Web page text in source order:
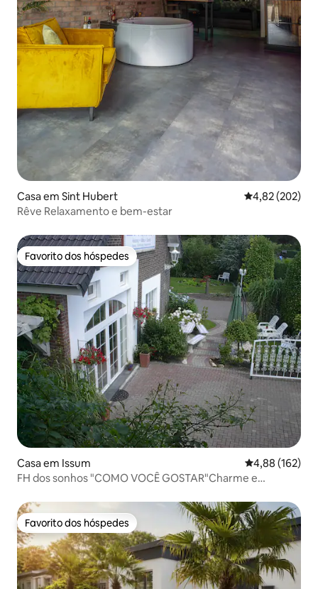
Casa em Sint Hubert Classificação
4,82 (202)
Rêve Relaxamento e bem-estar
Favorito dos hóspedes
Favorito dos hóspedes
Casa em Issum Classificação
4,88 (162)
FH dos sonhos "COMO VOCÊ GOSTAR"Charme e
Favorito dos hóspedes
Favorito dos hóspedes